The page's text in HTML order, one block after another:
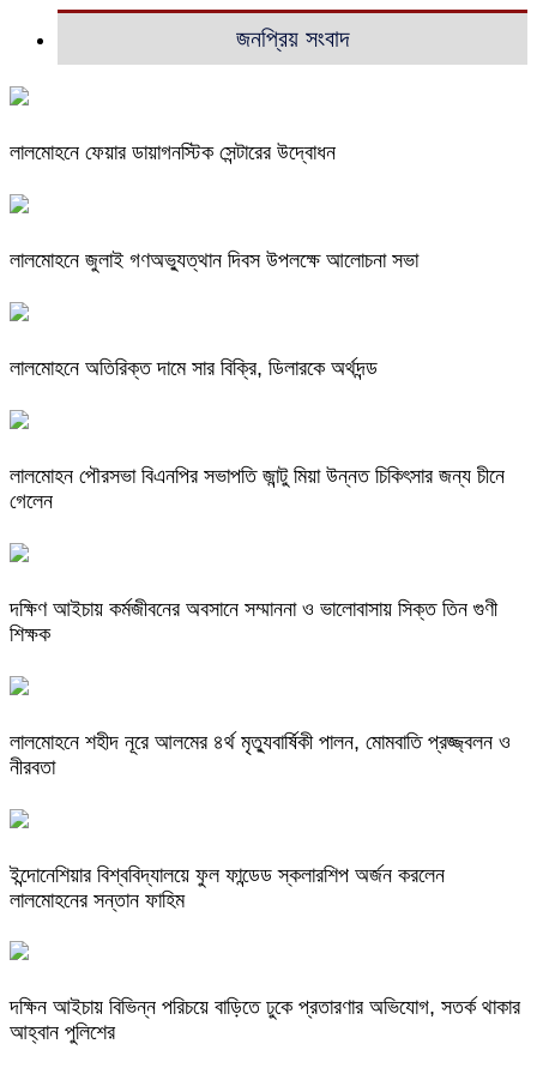
জনপ্রিয় সংবাদ
লালমোহনে ফেয়ার ডায়াগনস্টিক সেন্টারের উদ্বোধন
লালমোহনে জুলাই গণঅভ্যুত্থান দিবস উপলক্ষে আলোচনা সভা
লালমোহনে অতিরিক্ত দামে সার বিক্রি, ডিলারকে অর্থদন্ড
লালমোহন পৌরসভা বিএনপির সভাপতি জান্টু মিয়া উন্নত চিকিৎসার জন্য চীনে
গেলেন
দক্ষিণ আইচায় কর্মজীবনের অবসানে সম্মাননা ও ভালোবাসায় সিক্ত তিন গুণী
শিক্ষক
লালমোহনে শহীদ নূরে আলমের ৪র্থ মৃত্যুবার্ষিকী পালন, মোমবাতি প্রজ্জ্বলন ও
নীরবতা
ইন্দোনেশিয়ার বিশ্ববিদ্যালয়ে ফুল ফান্ডেড স্কলারশিপ অর্জন করলেন
লালমোহনের সন্তান ফাহিম
দক্ষিন আইচায় ‎বিভিন্ন পরিচয়ে বাড়িতে ঢুকে প্রতারণার অভিযোগ, সতর্ক থাকার
আহ্বান পুলিশের